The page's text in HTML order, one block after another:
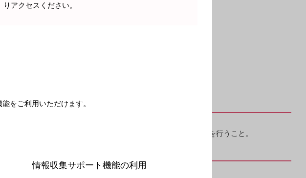
など適切な処置を行うこと。
る。このような場合には減量又は投与を中止し、適切な処置を行うこと。
りアクセスください。
をご利用いただけます。
情報収集サポート機能の利用